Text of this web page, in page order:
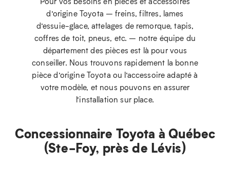
d’origine Toyota – freins, filtres, lames
d’essuie-glace, attelages de remorque, tapis,
coffres de toit, pneus, etc. – notre équipe du
département des pièces est là pour vous
conseiller. Nous trouvons rapidement la bonne
pièce d’origine Toyota ou l’accessoire adapté à
votre modèle, et nous pouvons en assurer
l’installation sur place.
Concessionnaire Toyota à Québec
(Ste-Foy, près de Lévis)